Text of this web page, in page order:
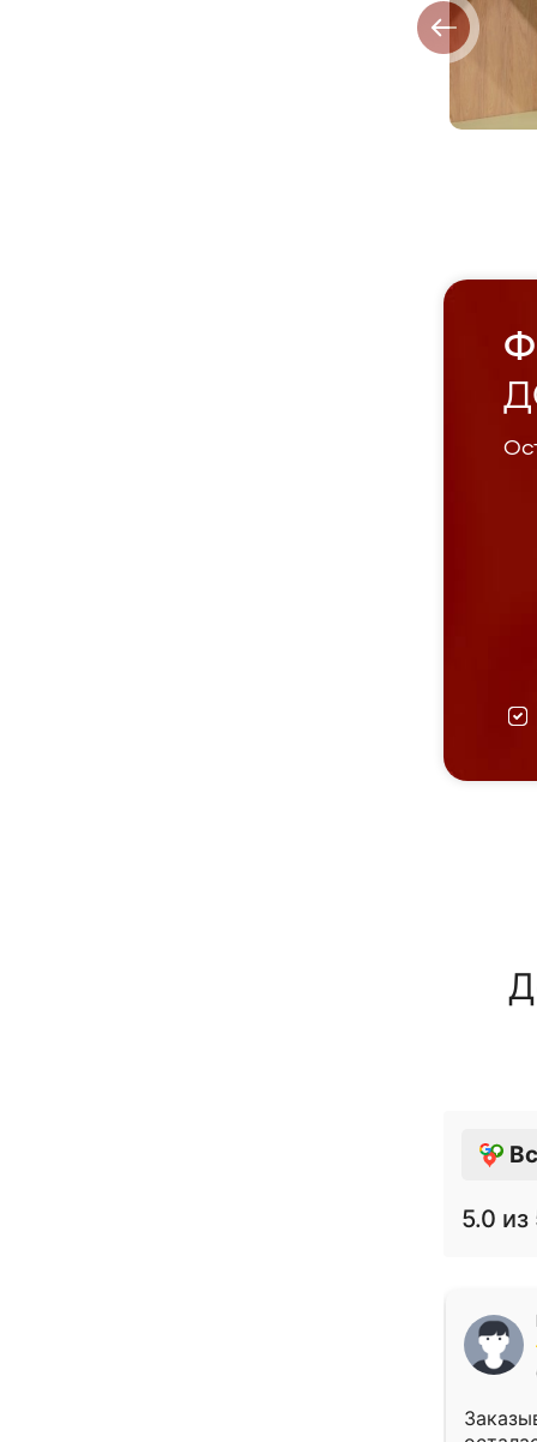
5.0 из